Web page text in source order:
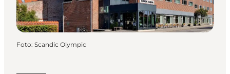
Foto: Scandic Olympic